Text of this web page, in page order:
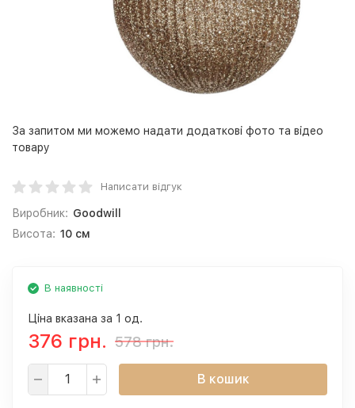
За запитом ми можемо надати додаткові фото та відео
товару
Написати відгук
Виробник: Goodwill
Висота: 10 см
В наявності
Ціна вказана за 1 од.
376 грн. 578 грн.
В кошик